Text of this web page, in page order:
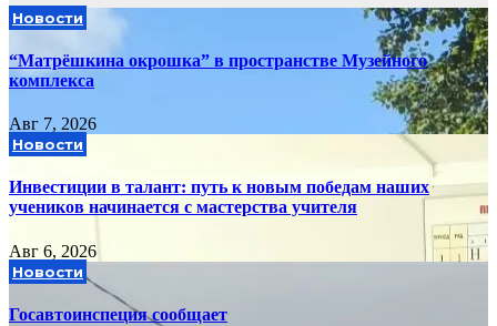
Новости
“Матрёшкина окрошка” в пространстве Музейного
комплекса
Авг 7, 2026
Новости
Инвестиции в талант: путь к новым победам наших
учеников начинается с мастерства учителя
Авг 6, 2026
Новости
Госавтоинспеция сообщает